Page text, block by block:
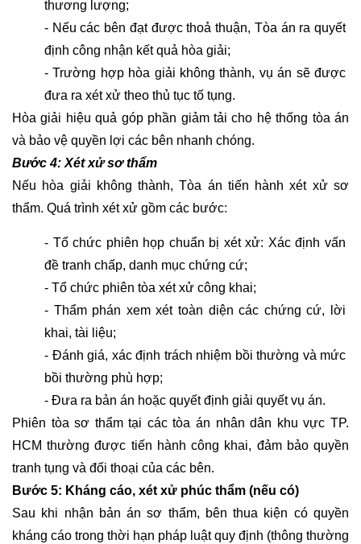
LUẬT
HỮU
TRÍ
TUỆ
DỊCH
VỤ
thương lượng;
- Nếu các bên đạt được thoả thuận, Tòa án ra quyết
định công nhận kết quả hòa giải;
- Trường hợp hòa giải không thành, vụ án sẽ được
đưa ra xét xử theo thủ tục tố tụng.
Hòa giải hiệu quả góp phần giảm tải cho hệ thống tòa án
và bảo vệ quyền lợi các bên nhanh chóng.
Bước 4: Xét xử sơ thẩm
Nếu hòa giải không thành, Tòa án tiến hành xét xử sơ
thẩm. Quá trình xét xử gồm các bước:
- Tổ chức phiên họp chuẩn bị xét xử: Xác định vấn
đề tranh chấp, danh mục chứng cứ;
- Tổ chức phiên tòa xét xử công khai;
- Thẩm phán xem xét toàn diện các chứng cứ, lời
khai, tài liệu;
- Đánh giá, xác định trách nhiệm bồi thường và mức
bồi thường phù hợp;
- Đưa ra bản án hoặc quyết định giải quyết vụ án.
Phiên tòa sơ thẩm tại các tòa án nhân dân khu vực TP.
HCM thường được tiến hành công khai, đảm bảo quyền
tranh tụng và đối thoại của các bên.
Bước 5: Kháng cáo, xét xử phúc thẩm (nếu có)
Sau khi nhận bản án sơ thẩm, bên thua kiện có quyền
kháng cáo trong thời hạn pháp luật quy định (thông thường